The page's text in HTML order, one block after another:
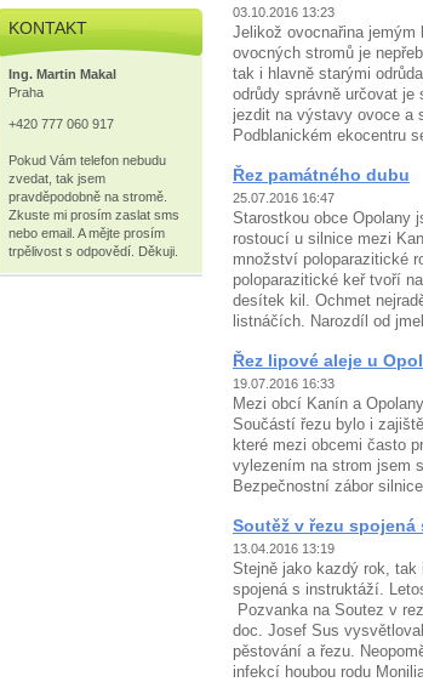
03.10.2016 13:23
Jelikož ovocnařina
ovocných stromů je
tak i hlavně starými
odrůdy správně určovat
jezdit na výstavy ovoce a
Podblanickém ekocentru
Řez památného dubu
25.07.2016 16:47
Starostkou obce Opolany
rostoucí u silnice mezi
množství poloparazitické
poloparazitické keř tvoří
desítek kil. Ochmet
listnáčích. Narozdíl od
Řez lipové aleje u
19.07.2016 16:33
Mezi obcí Kanín a
Součástí řezu bylo i
které mezi obcemi často
vylezením na strom jsem
Bezpečnostní zábor
Soutěž v řezu
13.04.2016 13:19
Stejně jako kazdý rok,
spojená s instruktáží.
Pozvanka na Soutez v
doc. Josef Sus
pěstování a řezu.
infekcí houbou rodu
KONTAKT
Ing. Martin Makal
Praha
+420 777 060 917
Pokud Vám telefon nebudu
zvedat, tak jsem
pravděpodobně na stromě.
Zkuste mi prosím zaslat sms
nebo email. A mějte prosím
trpělivost s odpovědí. Děkuji.